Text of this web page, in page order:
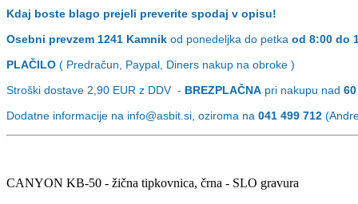
Kdaj boste blago prejeli preverite spodaj v opisu!
Osebni prevzem 1241 Kamnik od ponedeljka do petka od 8:00 do
PLAČILO ( Predračun, Paypal, Diners nakup na obroke )
Stroški dostave 2,90 EUR z DDV - BREZPLAČNA pri nakupu nad 60
Dodatne informacije na info@asbit.si, oziroma na 041 499 712
CANYON KB-50 - žična tipkovnica, črna - SLO gravura